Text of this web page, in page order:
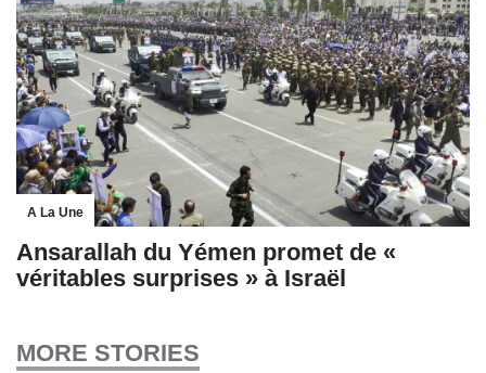
A La Une
Ansarallah du Yémen promet de «
véritables surprises » à Israël
MORE STORIES